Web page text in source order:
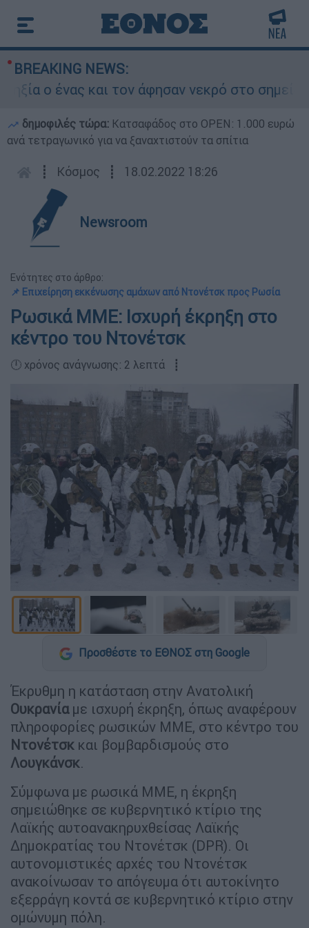
BREAKING NEWS:
ο ένας και τον άφησαν νεκρό στο σημείο
δημοφιλές τώρα: Κατσαφάδος στο OPEN: 1.000 ευρώ
ανά τετραγωνικό για να ξαναχτιστούν τα σπίτια
┋ Κόσμος ┋ 18.02.2022 18:26
Newsroom
Ενότητες στο άρθρο:
📌 Επιχείρηση εκκένωσης αμάχων από Ντονέτσκ προς Ρωσία
Ρωσικά ΜΜΕ: Ισχυρή έκρηξη στο
κέντρο του Ντονέτσκ
🕛 χρόνος ανάγνωσης: 2 λεπτά ┋
Προσθέστε το ΕΘΝΟΣ στη Google
Έκρυθμη η κατάσταση στην Ανατολική
Ουκρανίαμε ισχυρή έκρηξη, όπως αναφέρουν
πληροφορίες ρωσικών ΜΜΕ, στο κέντρο του
Ντονέτσκ και βομβαρδισμούς στο
Λουγκάνσκ.
Σύμφωνα με ρωσικά ΜΜΕ, η έκρηξη
σημειώθηκε σε κυβερνητικό κτίριο της
Λαϊκής αυτοανακηρυχθείσας Λαϊκής
Δημοκρατίας του Ντονέτσκ (DPR). Οι
αυτονομιστικές αρχές του Ντονέτσκ
ανακοίνωσαν το απόγευμα ότι αυτοκίνητο
εξερράγη κοντά σε κυβερνητικό κτίριο στην
ομώνυμη πόλη.